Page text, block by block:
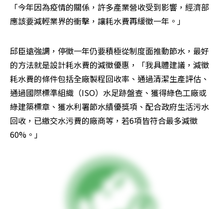
「今年因為疫情的關係，許多產業營收受到影響，經濟部
應該要減輕業界的衝擊，讓耗水費再緩徵一年。」
邱臣遠強調，停徵一年仍要積極從制度面推動節水，最好
的方法就是設計耗水費的減徵優惠，「我具體建議，減徵
耗水費的條件包括全廠製程回收率、通過清潔生產評估、
通過國際標準組織（ISO）水足跡盤查、獲得綠色工廠或
綠建築標章、獲水利署節水績優獎項、配合政府生活污水
回收，已繳交水污費的廠商等，若6項皆符合最多減徵
60%。」